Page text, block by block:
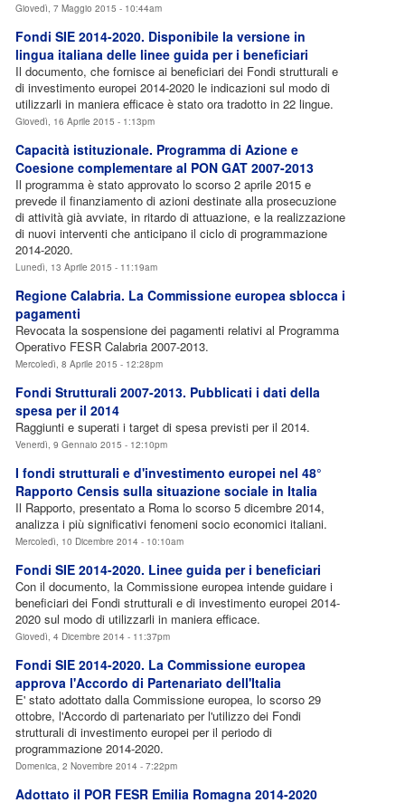
Giovedì, 7 Maggio 2015 - 10:44am
Fondi SIE 2014-2020. Disponibile la versione in
lingua italiana delle linee guida per i beneficiari
Il documento, che fornisce ai beneficiari dei Fondi strutturali e
di investimento europei 2014-2020 le indicazioni sul modo di
utilizzarli in maniera efficace è stato ora tradotto in 22 lingue.
Giovedì, 16 Aprile 2015 - 1:13pm
Capacità istituzionale. Programma di Azione e
Coesione complementare al PON GAT 2007-2013
Il programma è stato approvato lo scorso 2 aprile 2015 e
prevede il finanziamento di azioni destinate alla prosecuzione
di attività già avviate, in ritardo di attuazione, e la realizzazione
di nuovi interventi che anticipano il ciclo di programmazione
2014-2020.
Lunedì, 13 Aprile 2015 - 11:19am
Regione Calabria. La Commissione europea sblocca i
pagamenti
Revocata la sospensione dei pagamenti relativi al Programma
Operativo FESR Calabria 2007-2013.
Mercoledì, 8 Aprile 2015 - 12:28pm
Fondi Strutturali 2007-2013. Pubblicati i dati della
spesa per il 2014
Raggiunti e superati i target di spesa previsti per il 2014.
Venerdì, 9 Gennaio 2015 - 12:10pm
I fondi strutturali e d'investimento europei nel 48°
Rapporto Censis sulla situazione sociale in Italia
Il Rapporto, presentato a Roma lo scorso 5 dicembre 2014,
analizza i più significativi fenomeni socio economici italiani.
Mercoledì, 10 Dicembre 2014 - 10:10am
Fondi SIE 2014-2020. Linee guida per i beneficiari
Con il documento, la Commissione europea intende guidare i
beneficiari dei Fondi strutturali e di investimento europei 2014-
2020 sul modo di utilizzarli in maniera efficace.
Giovedì, 4 Dicembre 2014 - 11:37pm
Fondi SIE 2014-2020. La Commissione europea
approva l'Accordo di Partenariato dell'Italia
E' stato adottato dalla Commissione europea, lo scorso 29
ottobre, l'Accordo di partenariato per l'utilizzo dei Fondi
strutturali di investimento europei per il periodo di
programmazione 2014-2020.
Domenica, 2 Novembre 2014 - 7:22pm
Adottato il POR FESR Emilia Romagna 2014-2020